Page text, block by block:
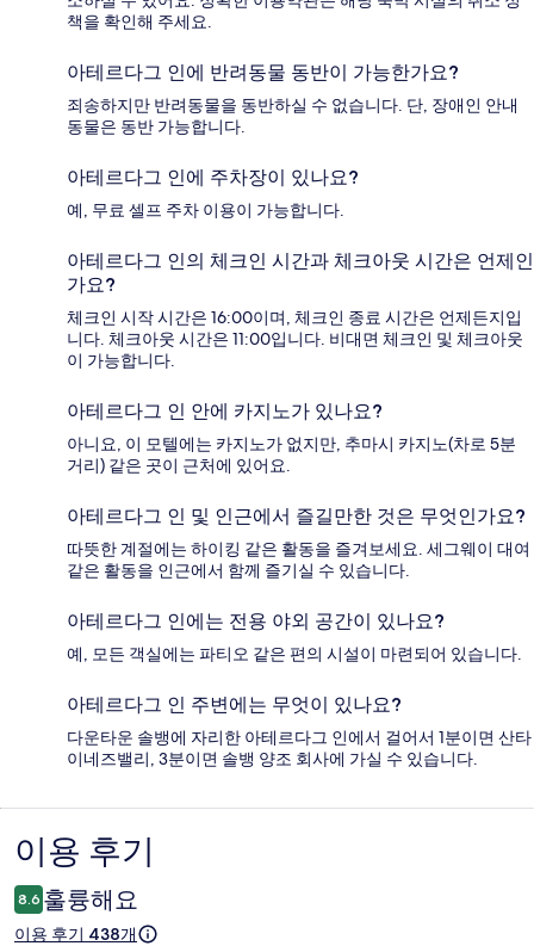
책을 확인해 주세요.
아테르다그 인에 반려동물 동반이 가능한가요?
죄송하지만 반려동물을 동반하실 수 없습니다. 단, 장애인 안내
동물은 동반 가능합니다.
아테르다그 인에 주차장이 있나요?
예, 무료 셀프 주차 이용이 가능합니다.
아테르다그 인의 체크인 시간과 체크아웃 시간은 언제인
가요?
체크인 시작 시간은 16:00이며, 체크인 종료 시간은 언제든지입
니다. 체크아웃 시간은 11:00입니다. 비대면 체크인 및 체크아웃
이 가능합니다.
아테르다그 인 안에 카지노가 있나요?
아니요, 이 모텔에는 카지노가 없지만, 추마시 카지노(차로 5분
거리) 같은 곳이 근처에 있어요.
아테르다그 인 및 인근에서 즐길만한 것은 무엇인가요?
따뜻한 계절에는 하이킹 같은 활동을 즐겨보세요. 세그웨이 대여
같은 활동을 인근에서 함께 즐기실 수 있습니다.
아테르다그 인에는 전용 야외 공간이 있나요?
예, 모든 객실에는 파티오 같은 편의 시설이 마련되어 있습니다.
아테르다그 인 주변에는 무엇이 있나요?
다운타운 솔뱅에 자리한 아테르다그 인에서 걸어서 1분이면 산타
이네즈밸리, 3분이면 솔뱅 양조 회사에 가실 수 있습니다.
이
용
후
이용 후기
8.6 훌륭해요
이용 후기 438개